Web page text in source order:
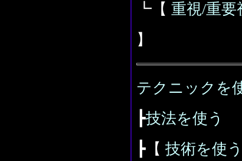
┗【 重視/重要
】
テクニックを
┣技法を使う
┣【 技術を使